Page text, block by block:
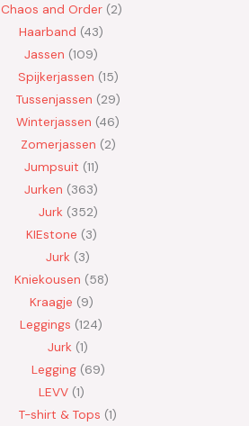
Chaos and Order 2
Haarband 43
Jassen 109
Spijkerjassen 15
Tussenjassen 29
Winterjassen 46
Zomerjassen 2
Jumpsuit 11
Jurken 363
Jurk 352
KIEstone 3
Jurk 3
Kniekousen 58
Kraagje 9
Leggings 124
Jurk 1
Legging 69
LEVV 1
T-shirt & Tops 1